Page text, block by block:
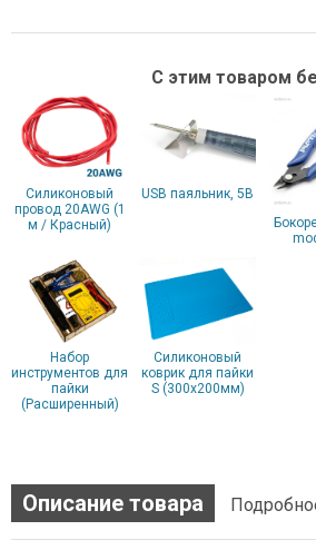
С этим товаром
Силиконовый
провод 20AWG (1
м / Красный)
USB паяльник, 5В
Набор
инструментов для
пайки
(Расширенный)
Силиконовый
коврик для пайки
S (300x200мм)
Описание товара